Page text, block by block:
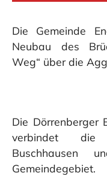
Die Gemeinde
Neubau des
Weg“ über die
Die Dörrenberger
verbindet die
Buschhausen
Gemeindegebiet.